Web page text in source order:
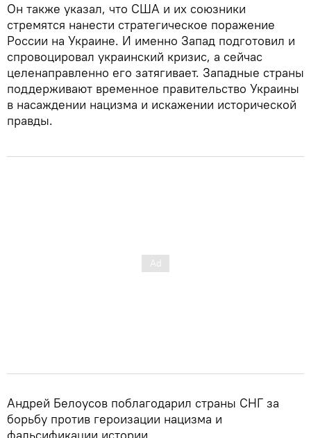
Он также указал, что США и их союзники
стремятся нанести стратегическое поражение
России на Украине. И именно Запад подготовил и
спровоцировал украинский кризис, а сейчас
целенаправленно его затягивает. Западные страны
поддерживают временное правительство Украины
в насаждении нацизма и искажении исторической
правды.
Андрей Белоусов поблагодарил страны СНГ за
борьбу против героизации нацизма и